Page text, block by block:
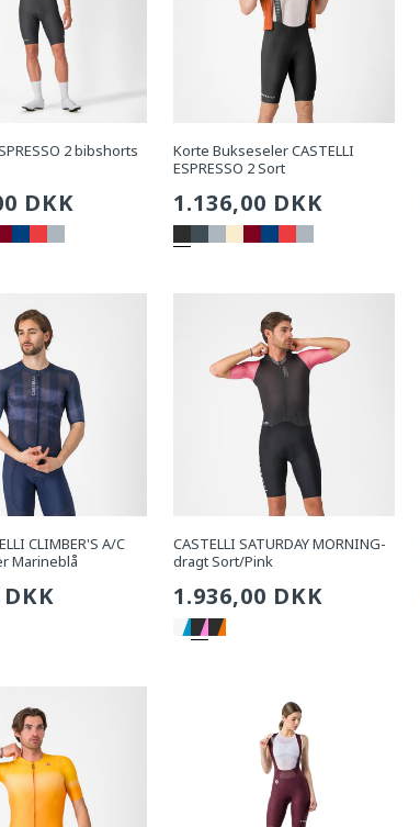
2 bibshorts
DKK
Korte Bukseseler CASTELLI
ESPRESSO 2 Sort
Sædvanlig
pris
1.136,00 DKK
CLIMBER'S A/C
Marineblå
CASTELLI SATURDAY MORNING-
dragt Sort/Pink
Sædvanlig
pris
1.936,00 DKK